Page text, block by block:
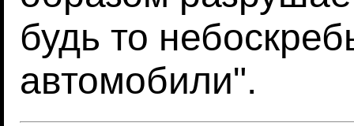
будь то
автомобили".